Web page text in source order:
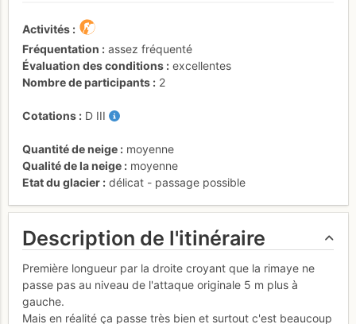
Activités
Fréquentation
assez fréquenté
Évaluation des conditions
excellentes
Nombre de participants
2
Cotations D III
Quantité de neige
moyenne
Qualité de la neige
moyenne
Etat du glacier
délicat - passage possible
Description de l'itinéraire
Première longueur par la droite croyant que la rimaye ne
passe pas au niveau de l'attaque originale 5 m plus à
gauche.
Mais en réalité ça passe très bien et surtout c'est beaucoup